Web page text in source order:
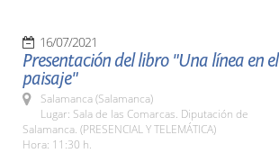
16/07/2021
Presentación del libro "Una línea en el
paisaje"
Salamanca (Salamanca)
Lugar: Sala de las Comarcas. Diputación de
Salamanca. (PRESENCIAL Y TELEMÁTICA)
Hora: 11:30 h.